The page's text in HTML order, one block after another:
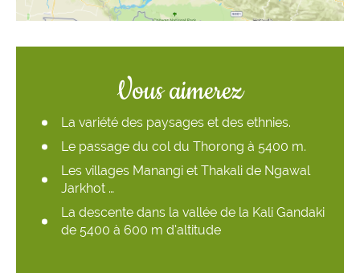
Vous aimerez
La variété des paysages et des ethnies.
Le passage du col du Thorong à 5400 m.
Les villages Manangi et Thakali de Ngawal
Jarkhot …
La descente dans la vallée de la Kali Gandaki
de 5400 à 600 m d’altitude